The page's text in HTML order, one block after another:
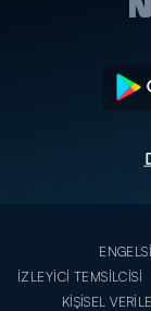
İZLEYİCİ TEMSİLCİSİ
KİŞİSEL